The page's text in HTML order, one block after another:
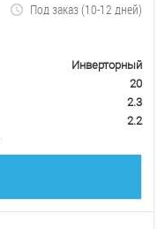
Под заказ (10-12 дней)
Инверторный
20
2.3
2.2